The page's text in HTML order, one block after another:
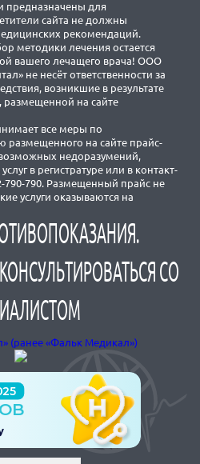
предназначены для
сайта не должны
рекомендаций.
методики лечения остается
вашего лечащего врача! ООО
не несёт ответственности за
возникшие в результате
на сайте
все меры по
на сайте прайс-
недоразумений,
в регистратуре или в контакт-
790-790. Размещенный прайс не
услуги оказываются на
СО
(ранее «Фальк Медикал»)